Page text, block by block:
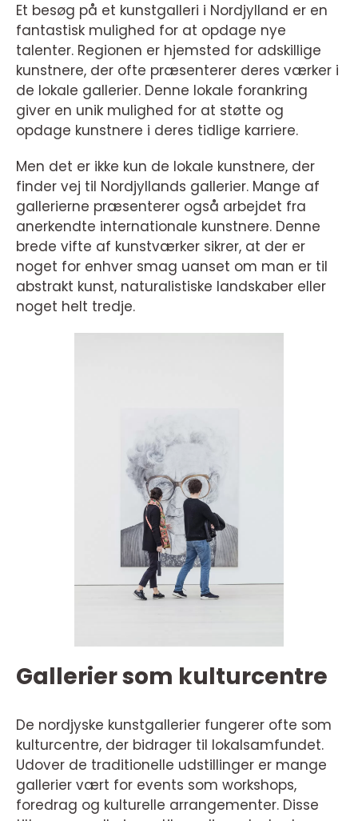
Et besøg på et kunstgalleri i Nordjylland er en
fantastisk mulighed for at opdage nye
talenter. Regionen er hjemsted for adskillige
kunstnere, der ofte præsenterer deres værker i
de lokale gallerier. Denne lokale forankring
giver en unik mulighed for at støtte og
opdage kunstnere i deres tidlige karriere.
Men det er ikke kun de lokale kunstnere, der
finder vej til Nordjyllands gallerier. Mange af
gallerierne præsenterer også arbejdet fra
anerkendte internationale kunstnere. Denne
brede vifte af kunstværker sikrer, at der er
noget for enhver smag uanset om man er til
abstrakt kunst, naturalistiske landskaber eller
noget helt tredje.
Gallerier som kulturcentre
De nordjyske kunstgallerier fungerer ofte som
kulturcentre, der bidrager til lokalsamfundet.
Udover de traditionelle udstillinger er mange
gallerier vært for events som workshops,
foredrag og kulturelle arrangementer. Disse